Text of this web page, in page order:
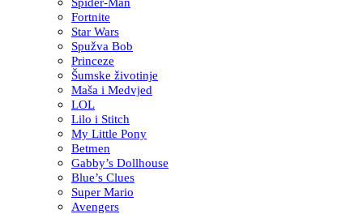
Fortnite
Star Wars
Spužva Bob
Princeze
Šumske životinje
Maša i Medvjed
LOL
Lilo i Stitch
My Little Pony
Betmen
Gabby’s Dollhouse
Blue’s Clues
Super Mario
Avengers